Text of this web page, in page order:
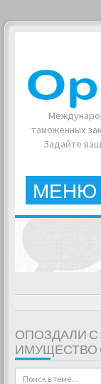
таможенных
Задайте
МЕНЮ
ОПОЗДАЛИ С
ИМУЩЕСТВО